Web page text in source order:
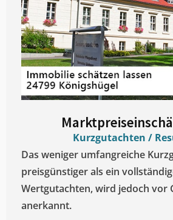
Kurzgutachten /
Das weniger umfangreiche
preisgünstiger als ein
Wertgutachten, wird jedoch vor
anerkannt.